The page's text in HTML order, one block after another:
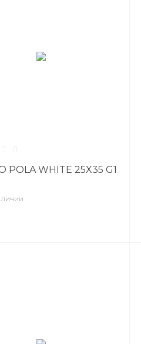
POLA WHITE 25X35 G1